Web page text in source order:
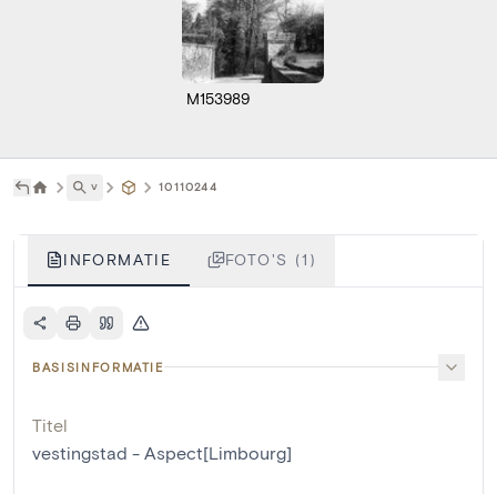
M153989
˅ 10110244
INFORMATIE FOTO'S (1)
BASISINFORMATIE
Titel
vestingstad - Aspect[Limbourg]